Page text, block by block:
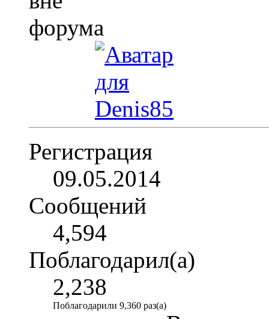
Регистрация
09.05.2014
Сообщений
4,594
Поблагодарил(а)
2,238
Поблагодарили 9,360 раз(а)